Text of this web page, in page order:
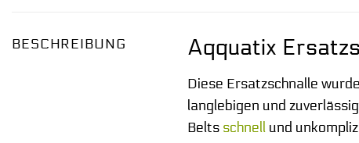
BESCHREIBUNG Aqquatix
Diese Ersatzschnalle
langlebigen und
Belts schnell und